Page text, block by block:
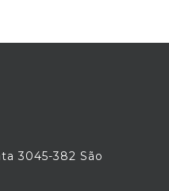
3045-382 São